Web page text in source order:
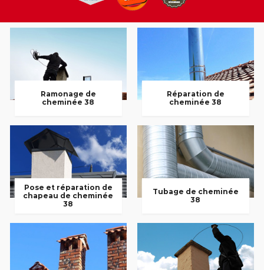
Ramonage de
cheminée 38
Réparation de
cheminée 38
Pose et réparation de
chapeau de cheminée
38
Tubage de cheminée
38